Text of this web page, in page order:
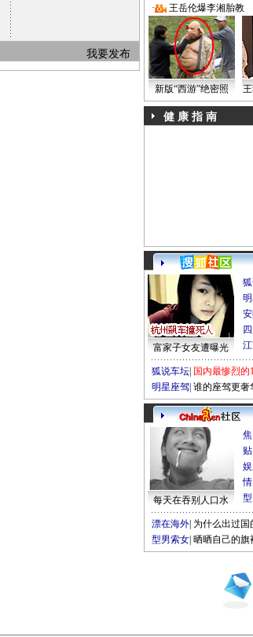
我要发布
·
王岳伦爆李湘胎教
新版“西游”绝密照
健 康 指 南
富家子女友遭曝光
狐说车坛 国内最惨烈的
明星座驾 谁的座驾更奢
每天在吞别人口水
漂在海外 为什么出过
型男索女 晒晒自己的旗